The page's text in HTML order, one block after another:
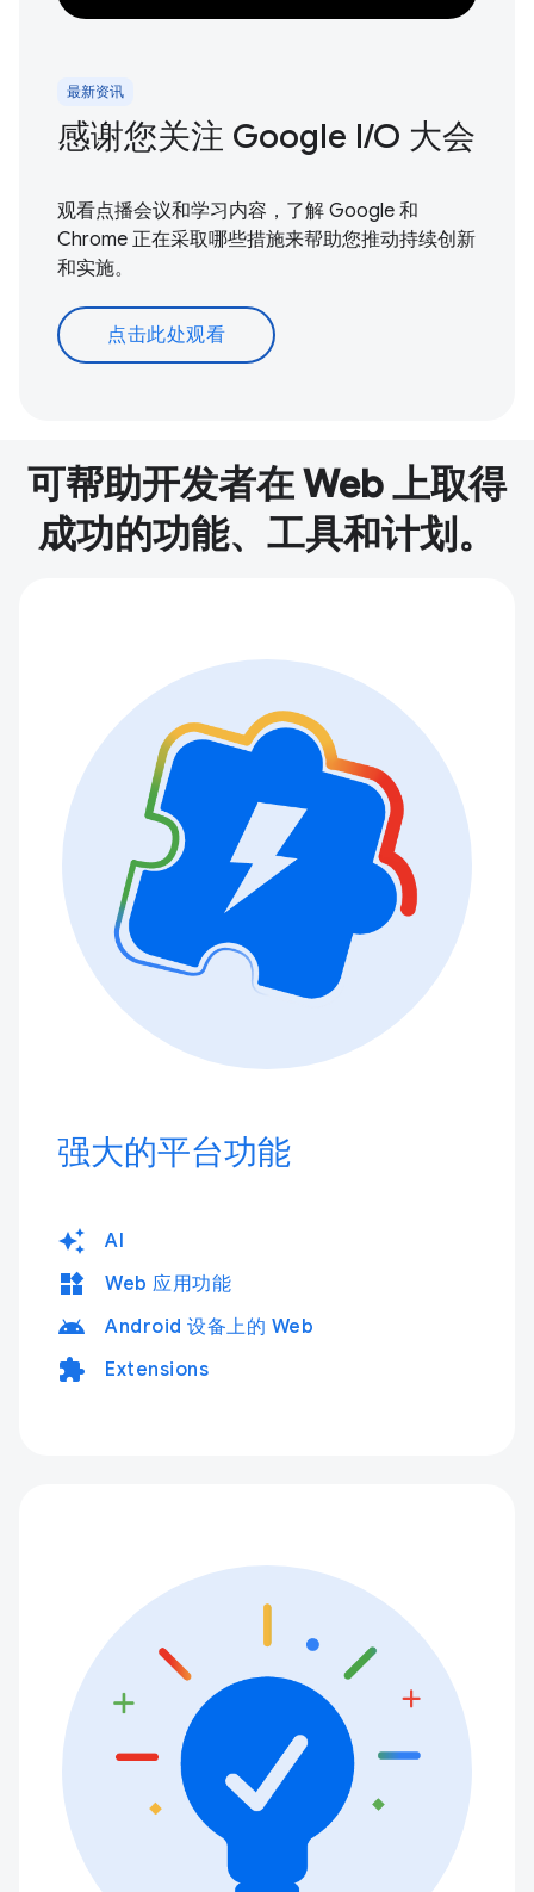
最新资讯
感谢您关注 Google I / O 大会
观看点播会议和学习内容，了解 Google 和
Chrome 正在采取哪些措施来帮助您推动持续创新
和实施。
点击此处观看
可帮助开发者在 Web 上取得
成功的功能、工具和计划。
强大的平台功能
auto_awesome AI
widgets Web 应用功能
android Android 设备上的 Web
extension Extensions